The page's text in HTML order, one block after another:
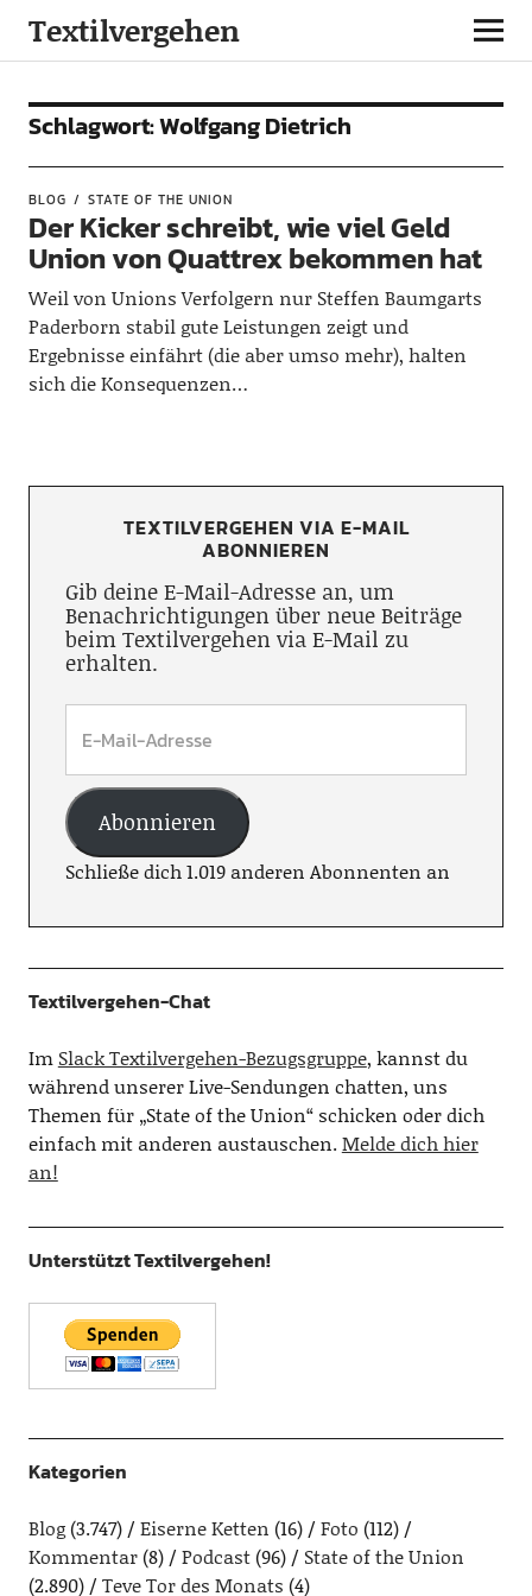
Textilvergehen
Schlagwort:Wolfgang Dietrich
BLOG STATE OF THE UNION
Der Kicker schreibt, wie viel Geld
Union von Quattrex bekommen hat
Weil von Unions Verfolgern nur Steffen Baumgarts
Paderborn stabil gute Leistungen zeigt und
Ergebnisse einfährt (die aber umso mehr), halten
sich die Konsequenzen…
TEXTILVERGEHEN VIA E-MAIL
ABONNIEREN
Gib deine E-Mail-Adresse an, um
Benachrichtigungen über neue Beiträge
beim Textilvergehen via E-Mail zu
erhalten.
Abonnieren
Schließe dich 1.019 anderen Abonnenten an
Textilvergehen-Chat
Im Slack Textilvergehen-Bezugsgruppe, kannst du
während unserer Live-Sendungen chatten, uns
Themen für „State of the Union“ schicken oder dich
einfach mit anderen austauschen.Melde dich hier
an!
Unterstützt Textilvergehen!
Kategorien
Blog(3.747) Eiserne Ketten (16) Foto (112)
Kommentar(8) Podcast(96)
State of the Union
(2.890)
Teve Tor des Monats (4)